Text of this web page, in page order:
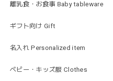
離乳食・お食事 Baby tableware
ギフト向け Gift
名入れ Personalized item
ベビー・キッズ服 Clothes
2026/01/17
出産祝いで渡しました。友人